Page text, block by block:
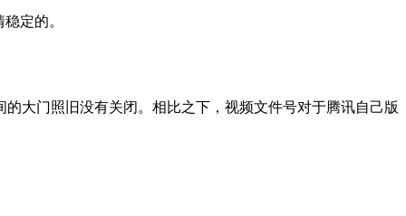
定的。
大门照旧没有关闭。相比之下，视频文件号对于腾讯自己版